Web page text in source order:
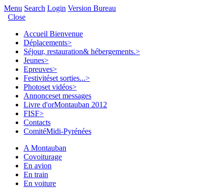
Menu Search Login Version Bureau
Close
Accueil Bienvenue
Déplacements>
Séjour, restauration& hébergements.>
Jeunes>
Epreuves>
Festivitéset sorties...>
Photoset vidéos>
Annonceset messages
Livre d'orMontauban 2012
FISF>
Contacts
ComitéMidi-Pyrénées
A Montauban
Covoiturage
En avion
En train
En voiture